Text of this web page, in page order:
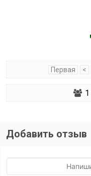
Первая <
1
Добавить отзыв